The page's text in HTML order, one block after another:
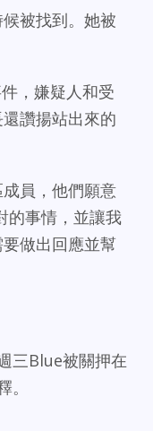
被找到。她被
，嫌疑人和受
讚揚站出來的
員，他們願意
的事情，並讓我
做出回應並幫
三Blue被關押在